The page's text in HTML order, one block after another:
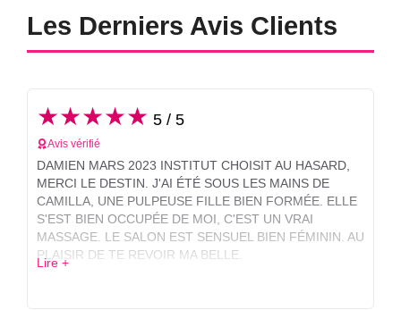
Les Derniers Avis Clients
★★★★★ 5 / 5
Avis vérifié
DAMIEN MARS 2023 INSTITUT CHOISIT AU HASARD,
MERCI LE DESTIN. J'AI ÉTÉ SOUS LES MAINS DE
CAMILLA, UNE PULPEUSE FILLE BIEN FORMÉE. ELLE
S'EST BIEN OCCUPÉE DE MOI, C'EST UN VRAI
MASSAGE. LE SALON EST SENSUEL BIEN FÉMININ. AU
PLAISIR DE TE REVOIR MA BELLE.
Lire +